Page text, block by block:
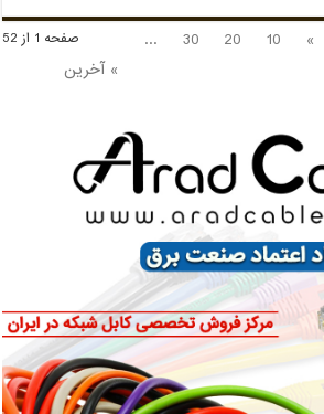
صفحه 1 از 52 »
10
20
30
...
» آخرین